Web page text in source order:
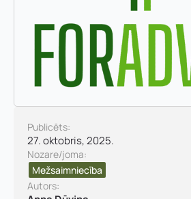
Publicēts:
27. oktobris, 2025.
Nozare/joma:
Mežsaimniecība
Autors:
Uzvārds*
Vārds, uzvārds
Uzņēmuma reģistrācijas numurs:
E-pasta adrese:*